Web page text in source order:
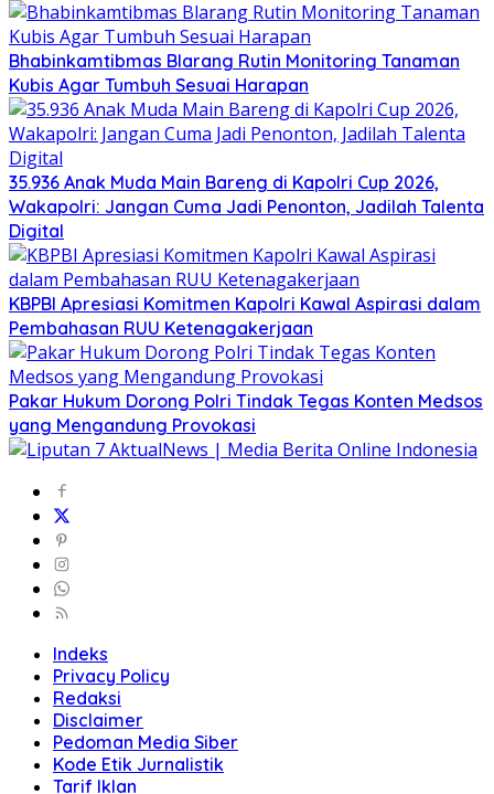
Bhabinkamtibmas Blarang Rutin Monitoring Tanaman
Kubis Agar Tumbuh Sesuai Harapan
35.936 Anak Muda Main Bareng di Kapolri Cup 2026,
Wakapolri: Jangan Cuma Jadi Penonton, Jadilah Talenta
Digital
KBPBI Apresiasi Komitmen Kapolri Kawal Aspirasi dalam
Pembahasan RUU Ketenagakerjaan
Pakar Hukum Dorong Polri Tindak Tegas Konten Medsos
yang Mengandung Provokasi
Indeks
Privacy Policy
Redaksi
Disclaimer
Pedoman Media Siber
Kode Etik Jurnalistik
Tarif Iklan